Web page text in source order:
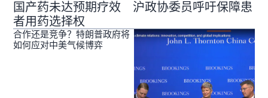
国产药未达预期疗效 沪政协委员呼吁保障患
者用药选择权
合作还是竞争？特朗普政府将
如何应对中美气候博弈